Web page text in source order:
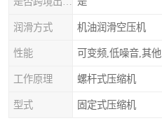
润滑方式 机油润滑空压机
性能 可变频,低噪音,其他
工作原理 螺杆式压缩机
型式 固定式压缩机